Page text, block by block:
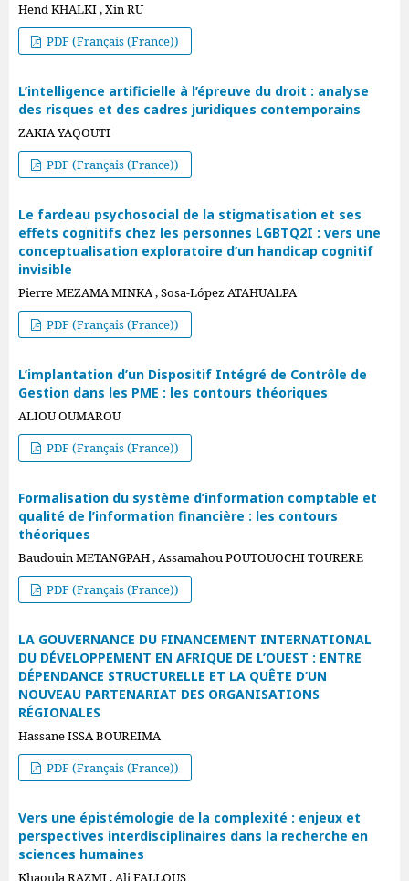
Hend KHALKI , Xin RU
PDF (Français (France))
L’intelligence artificielle à l’épreuve du droit : analyse
des risques et des cadres juridiques contemporains
ZAKIA YAQOUTI
PDF (Français (France))
Le fardeau psychosocial de la stigmatisation et ses
effets cognitifs chez les personnes LGBTQ2I : vers une
conceptualisation exploratoire d’un handicap cognitif
invisible
Pierre MEZAMA MINKA , Sosa-López ATAHUALPA
PDF (Français (France))
L’implantation d’un Dispositif Intégré de Contrôle de
Gestion dans les PME : les contours théoriques
ALIOU OUMAROU
PDF (Français (France))
Formalisation du système d’information comptable et
qualité de l’information financière : les contours
théoriques
Baudouin METANGPAH , Assamahou POUTOUOCHI TOURERE
PDF (Français (France))
LA GOUVERNANCE DU FINANCEMENT INTERNATIONAL
DU DÉVELOPPEMENT EN AFRIQUE DE L’OUEST : ENTRE
DÉPENDANCE STRUCTURELLE ET LA QUÊTE D’UN
NOUVEAU PARTENARIAT DES ORGANISATIONS
RÉGIONALES
Hassane ISSA BOUREIMA
PDF (Français (France))
Vers une épistémologie de la complexité : enjeux et
perspectives interdisciplinaires dans la recherche en
sciences humaines
Khaoula RAZMI , Ali FALLOUS